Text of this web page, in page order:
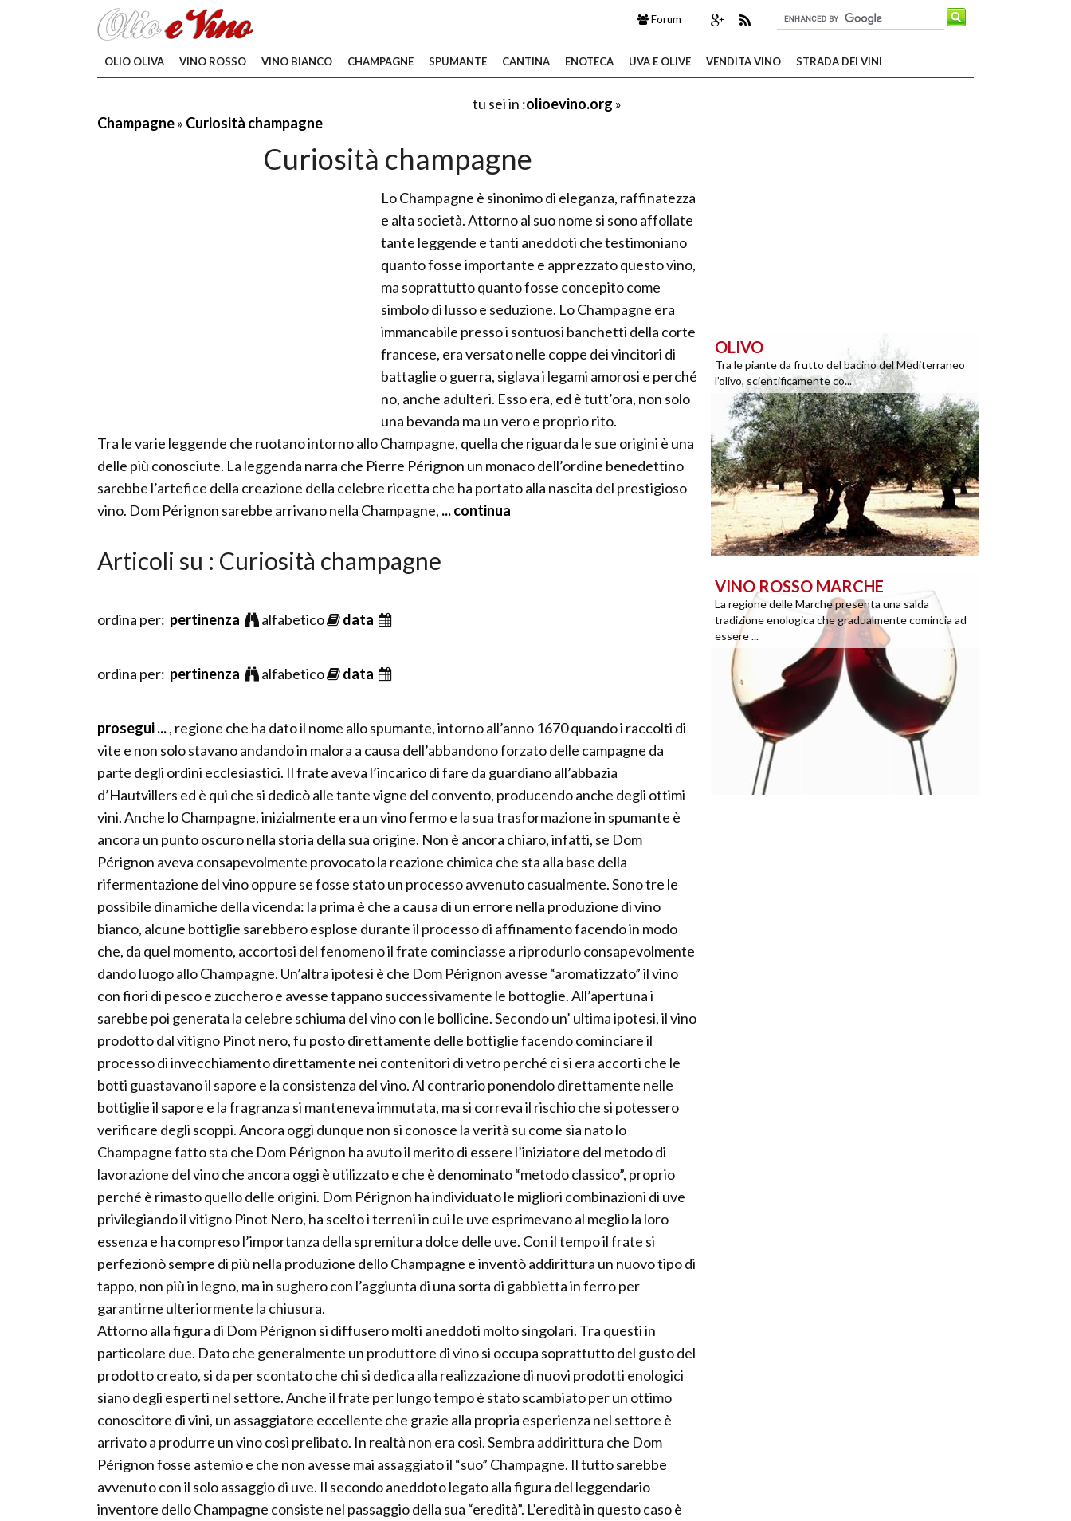
Forum
OLIO OLIVA VINO ROSSO VINO BIANCO CHAMPAGNE SPUMANTE CANTINA ENOTECA UVA E OLIVE VENDITA VINO STRADA DEI VINI
tu sei in :olioevino.org »
Champagne» Curiosità champagne
Curiosità champagne
Lo Champagne è sinonimo di eleganza, raffinatezza
e alta società. Attorno al suo nome si sono affollate
tante leggende e tanti aneddoti che testimoniano
quanto fosse importante e apprezzato questo vino,
ma soprattutto quanto fosse concepito come
simbolo di lusso e seduzione. Lo Champagne era
immancabile presso i sontuosi banchetti della corte
francese, era versato nelle coppe dei vincitori di
battaglie o guerra, siglava i legami amorosi e perché
no, anche adulteri. Esso era, ed è tutt’ora, non solo
una bevanda ma un vero e proprio rito.
Tra le varie leggende che ruotano intorno allo Champagne, quella che riguarda le sue origini è una
delle più conosciute. La leggenda narra che Pierre Pérignon un monaco dell’ordine benedettino
sarebbe l’artefice della creazione della celebre ricetta che ha portato alla nascita del prestigioso
vino. Dom Pérignon sarebbe arrivano nella Champagne, ... continua
Articoli su : Curiosità champagne
ordina per: pertinenza alfabetico data
ordina per: pertinenza alfabetico data
prosegui ..., regione che ha dato il nome allo spumante, intorno all’anno 1670 quando i raccolti di
vite e non solo stavano andando in malora a causa dell’abbandono forzato delle campagne da
parte degli ordini ecclesiastici. Il frate aveva l’incarico di fare da guardiano all’abbazia
d’Hautvillers ed è qui che si dedicò alle tante vigne del convento, producendo anche degli ottimi
vini. Anche lo Champagne, inizialmente era un vino fermo e la sua trasformazione in spumante è
ancora un punto oscuro nella storia della sua origine. Non è ancora chiaro, infatti, se Dom
Pérignon aveva consapevolmente provocato la reazione chimica che sta alla base della
rifermentazione del vino oppure se fosse stato un processo avvenuto casualmente. Sono tre le
possibile dinamiche della vicenda: la prima è che a causa di un errore nella produzione di vino
bianco, alcune bottiglie sarebbero esplose durante il processo di affinamento facendo in modo
che, da quel momento, accortosi del fenomeno il frate cominciasse a riprodurlo consapevolmente
dando luogo allo Champagne. Un’altra ipotesi è che Dom Pérignon avesse “aromatizzato” il vino
con fiori di pesco e zucchero e avesse tappano successivamente le bottoglie. All’apertuna i
sarebbe poi generata la celebre schiuma del vino con le bollicine. Secondo un’ ultima ipotesi, il vino
prodotto dal vitigno Pinot nero, fu posto direttamente delle bottiglie facendo cominciare il
processo di invecchiamento direttamente nei contenitori di vetro perché ci si era accorti che le
botti guastavano il sapore e la consistenza del vino. Al contrario ponendolo direttamente nelle
bottiglie il sapore e la fragranza si manteneva immutata, ma si correva il rischio che si potessero
verificare degli scoppi. Ancora oggi dunque non si conosce la verità su come sia nato lo
Champagne fatto sta che Dom Pérignon ha avuto il merito di essere l’iniziatore del metodo di
lavorazione del vino che ancora oggi è utilizzato e che è denominato “metodo classico”, proprio
perché è rimasto quello delle origini. Dom Pérignon ha individuato le migliori combinazioni di uve
privilegiando il vitigno Pinot Nero, ha scelto i terreni in cui le uve esprimevano al meglio la loro
essenza e ha compreso l’importanza della spremitura dolce delle uve. Con il tempo il frate si
perfezionò sempre di più nella produzione dello Champagne e inventò addirittura un nuovo tipo di
tappo, non più in legno, ma in sughero con l’aggiunta di una sorta di gabbietta in ferro per
garantirne ulteriormente la chiusura.
Attorno alla figura di Dom Pérignon si diffusero molti aneddoti molto singolari. Tra questi in
particolare due. Dato che generalmente un produttore di vino si occupa soprattutto del gusto del
prodotto creato, si da per scontato che chi si dedica alla realizzazione di nuovi prodotti enologici
siano degli esperti nel settore. Anche il frate per lungo tempo è stato scambiato per un ottimo
conoscitore di vini, un assaggiatore eccellente che grazie alla propria esperienza nel settore è
arrivato a produrre un vino così prelibato. In realtà non era così. Sembra addirittura che Dom
Pérignon fosse astemio e che non avesse mai assaggiato il “suo” Champagne. Il tutto sarebbe
avvenuto con il solo assaggio di uve. Il secondo aneddoto legato alla figura del leggendario
inventore dello Champagne consiste nel passaggio della sua “eredità”. L’eredità in questo caso è
OLIVO
Tra le piante da frutto del bacino del Mediterraneo
l’olivo, scientificamente co...
VINO ROSSO MARCHE
La regione delle Marche presenta una salda
tradizione enologica che gradualmente comincia ad
essere ...